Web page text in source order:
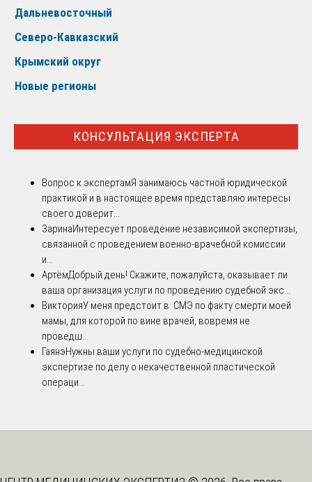
Дальневосточный
Северо-Кавказский
Крымский округ
Новые регионы
КОНСУЛЬТАЦИЯ ЭКСПЕРТА
Вопрос к экспертамЯ занимаюсь частной юридической
практикой и в настоящее время представляю интересы
своего доверит...
ЗаринаИнтересует проведение независимой экспертизы,
связанной с проведением военно-врачебной комиссии
и...
АртёмДобрый день! Скажите, пожалуйста, оказывает ли
ваша организация услуги по проведению судебной экс...
ВикторияУ меня предстоит в СМЭ по факту смерти моей
мамы, для которой по вине врачей, вовремя не
проведш...
ГаянэНужны ваши услуги по судебно-медицинской
экспертизе по делу о некачественной пластической
операци...